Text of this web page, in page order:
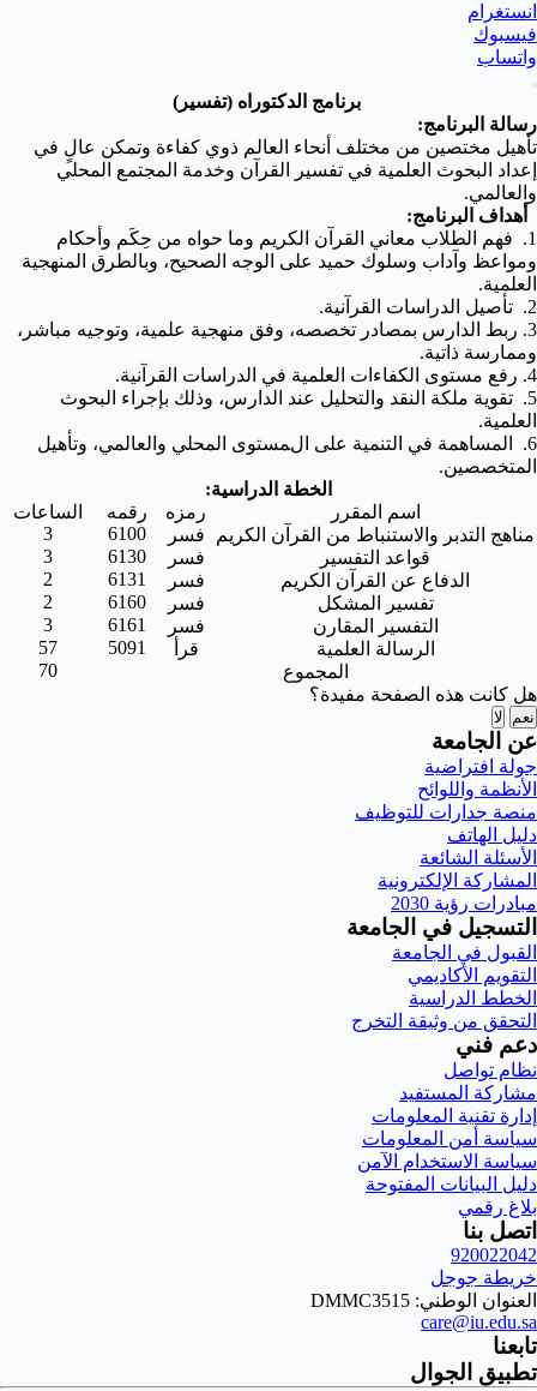
انستغرام
فيسبوك
واتساب
برنامج الدكتوراه (تفسير)
رسالة البرنامج:
تأهيل مختصين من مختلف أنحاء العالم ذوي كفاءة وتمكن عالٍ في
إعداد البحوث العلمية في تفسير القرآن وخدمة المجتمع المحلي
والعالمي.
أهداف البرنامج:
1. فهم الطلاب معاني القرآن الكريم وما حواه من حِكَم وأحكام
ومواعظ وآداب وسلوك حميد على الوجه الصحيح، وبالطرق المنهجية
العلمية.
2. تأصيل الدراسات القرآنية.
3. ربط الدارس بمصادر تخصصه، وفق منهجية علمية، وتوجيه مباشر،
وممارسة ذاتية.
4. رفع مستوى الكفاءات العلمية في الدراسات القرآنية.
5. تقوية ملكة النقد والتحليل عند الدارس، وذلك بإجراء البحوث
العلمية.
6. المساهمة في التنمية على المستوى المحلي والعالمي، وتأهيل
المتخصصين.
الخطة الدراسية:
اسم المقرر
رمزه رقمه
الساعات
مناهج التدبر والاستنباط من القرآن الكريم
فسر 6100
3
قواعد التفسير
فسر 6130
3
الدفاع عن القرآن الكريم
فسر 6131
2
تفسير المشكل
فسر 6160
2
التفسير المقارن
فسر 6161
3
الرسالة العلمية
قرأ 5091
57
المجموع
70
هل كانت هذه الصفحة مفيدة؟
نعم لا
عن الجامعة
جولة افتراضية
الأنظمة واللوائح
منصة جدارات للتوظيف
دليل الهاتف
الأسئلة الشائعة
المشاركة الإلكترونية
مبادرات رؤية 2030
التسجيل في الجامعة
القبول في الجامعة
التقويم الأكاديمي
الخطط الدراسية
التحقق من وثيقة التخرج
دعم فني
نظام تواصل
مشاركة المستفيد
إدارة تقنية المعلومات
سياسة أمن المعلومات
سياسة الاستخدام الآمن
دليل البيانات المفتوحة
بلاغ رقمي
اتصل بنا
920022042
خريطة جوجل
العنوان الوطني: DMMC3515
care@iu.edu.sa
تابعنا
تطبيق الجوال